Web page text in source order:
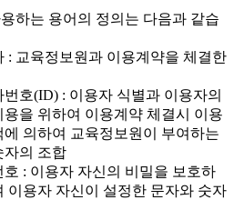
하는 용어의 정의는 다음과 같습
교육정보원과 이용계약을 체결한
호(ID) : 이용자 식별과 이용자의
용을 위하여 이용계약 체결시 이용
에 의하여 교육정보원이 부여하는
자의 조합
: 이용자 자신의 비밀을 보호하
이용자 자신이 설정한 문자와 숫자